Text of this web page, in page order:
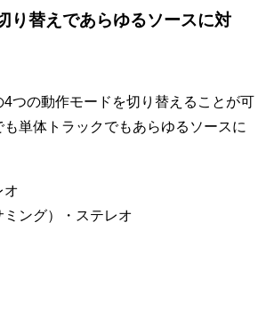
り替えであらゆるソースに対
つの動作モードを切り替えることが可
単体トラックでもあらゆるソースに
オ
ング）・ステレオ